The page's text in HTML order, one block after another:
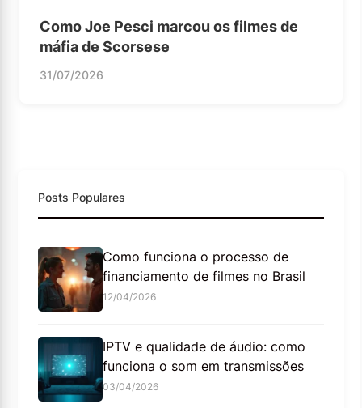
Como Joe Pesci marcou os filmes de
máfia de Scorsese
31/07/2026
Posts Populares
Como funciona o processo de
financiamento de filmes no Brasil
12/04/2026
IPTV e qualidade de áudio: como
funciona o som em transmissões
03/04/2026